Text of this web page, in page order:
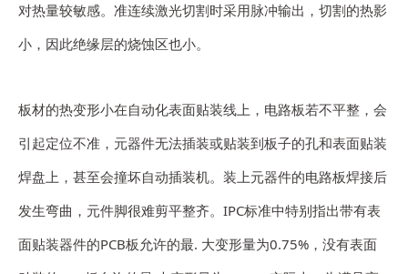
对热量较敏感。准连续激光切割时采用脉冲输出，切割的热影
小，因此绝缘层的烧蚀区也小。
板材的热变形小在自动化表面贴装线上，电路板若不平整，会
引起定位不准，元器件无法插装或贴装到板子的孔和表面贴装
焊盘上，甚至会撞坏自动插装机。装上元器件的电路板焊接后
发生弯曲，元件脚很难剪平整齐。IPC标准中特别指出带有表
面贴装器件的PCB板允许的最. 大变形量为0.75%，没有表面